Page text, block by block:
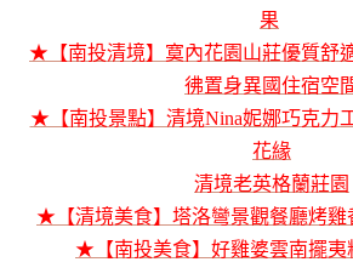
果
★【南投清境】寞內花園山莊優質舒
彿置身異國住宿空
★【南投景點】清境Nina妮娜巧克力
花緣
清境老英格蘭莊園
★【清境美食】塔洛彎景觀餐廳烤雞
★【南投美食】好雞婆雲南擺夷